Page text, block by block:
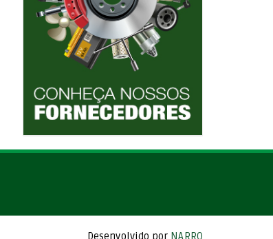
Desenvolvido por NARRO